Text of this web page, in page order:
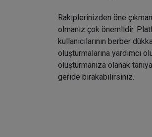
Rakiplerinizden öne
olmanız çok önemlidir.
kullanıcılarının berber
oluşturmalarına yardımcı
oluşturmanıza olanak
geride bırakabilirsiniz.